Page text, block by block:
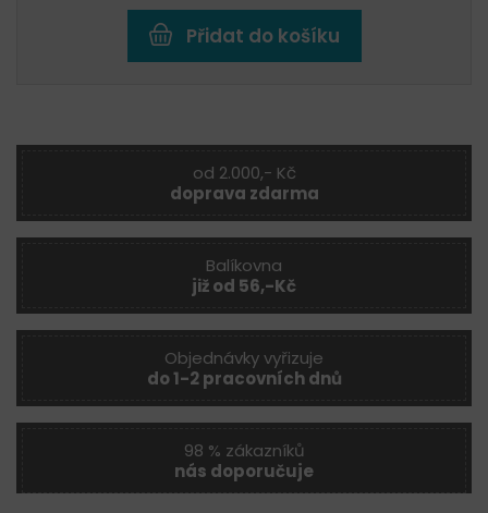
Přidat do košíku
od 2.000,- Kč
doprava zdarma
Balíkovna
již od 56,-Kč
Objednávky vyřizuje
do 1-2 pracovních dnů
98 % zákazníků
nás doporučuje